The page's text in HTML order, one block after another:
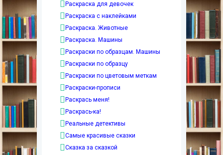
Раскраска для девочек
Раскраска с наклейками
Раскраска. Животные
Раскраска. Машины
Раскраски по образцам. Машины
Раскраски по образцу
Раскраски по цветовым меткам
Раскраски-прописи
Раскрась меня!
Раскрась-ка!
Реальные детективы
Самые красивые сказки
Сказка за сказкой